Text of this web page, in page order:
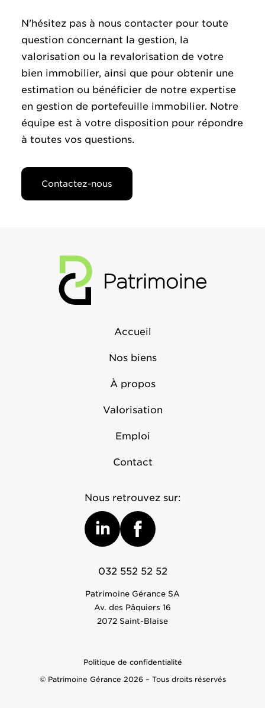
N'hésitez pas à nous contacter pour toute
question concernant la gestion, la
valorisation ou la revalorisation de votre
bien immobilier, ainsi que pour obtenir une
estimation ou bénéficier de notre expertise
en gestion de portefeuille immobilier. Notre
équipe est à votre disposition pour répondre
à toutes vos questions.
Contactez-nous
Accueil
Nos biens
À propos
Valorisation
Emploi
Contact
032 552 52 52
Patrimoine Gérance SA
Av. des Pâquiers 16
2072 Saint-Blaise
Nous retrouvez sur:
Politique de confidentialité
© Patrimoine Gérance 2026 – Tous droits réservés